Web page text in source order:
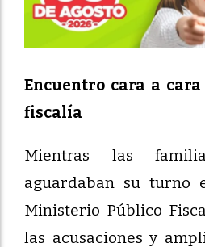
Encuentro cara a
fiscalía
Mientras las
aguardaban su turno
Ministerio Público
las acusaciones y